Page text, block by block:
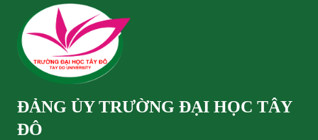
ĐẢNG ỦY TRƯỜNG ĐẠI HỌC TÂY
ĐÔ